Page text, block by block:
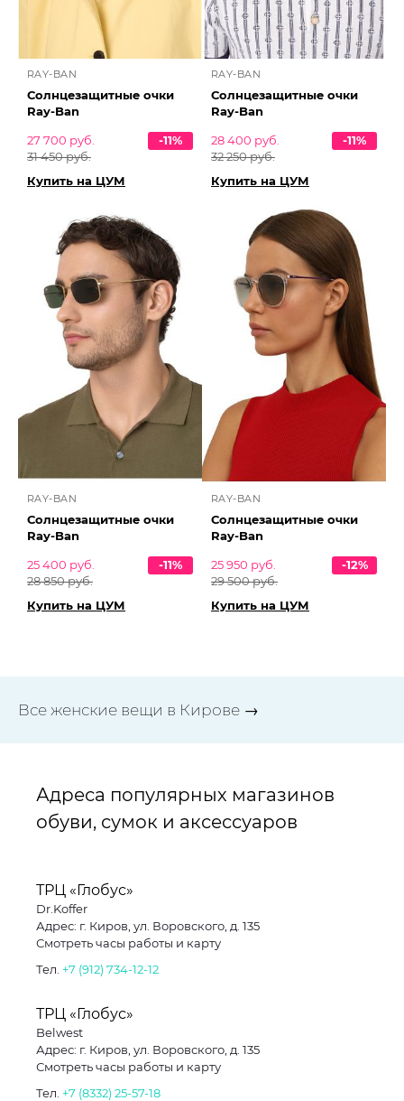
RAY-BAN
Солнцезащитные очки
Ray-Ban
27 700 руб.
31 450 руб.
-11%
Купить на ЦУМ
RAY-BAN
Солнцезащитные очки
Ray-Ban
28 400 руб.
32 250 руб.
-11%
Купить на ЦУМ
RAY-BAN
Солнцезащитные очки
Ray-Ban
25 400 руб.
28 850 руб.
-11%
Купить на ЦУМ
RAY-BAN
Солнцезащитные очки
Ray-Ban
25 950 руб.
29 500 руб.
-12%
Купить на ЦУМ
Все женские вещи в Кирове →
Адреса популярных магазинов
обуви, сумок и аксессуаров
ТРЦ «Глобус»
Dr.Koffer
Адрес: г. Киров, ул. Воровского, д. 135
Смотреть часы работы и карту
Тел. +7 (912) 734-12-12
ТРЦ «Глобус»
Belwest
Адрес: г. Киров, ул. Воровского, д. 135
Смотреть часы работы и карту
Тел. +7 (8332) 25-57-18